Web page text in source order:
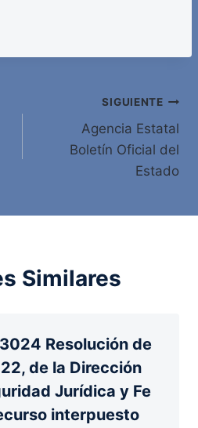
SIGUIENTE
Agencia Estatal
Boletín Oficial del
Estado
Similares
Resolución de
de la Dirección
Jurídica y Fe
interpuesto